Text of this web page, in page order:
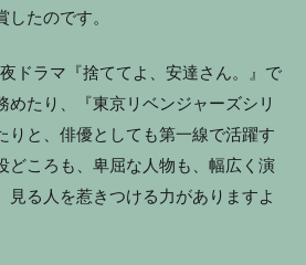
したのです。
ドラマ『捨ててよ、安達さん。』で
めたり、『東京リベンジャーズシリ
りと、俳優としても第一線で活躍す
どころも、卑屈な人物も、幅広く演
見る人を惹きつける力がありますよ